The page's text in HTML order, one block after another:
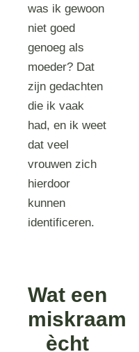
was ik gewoon
niet goed
genoeg als
moeder? Dat
zijn gedachten
die ik vaak
had, en ik weet
dat veel
vrouwen zich
hierdoor
kunnen
identificeren.
Wat een
miskraam
ècht